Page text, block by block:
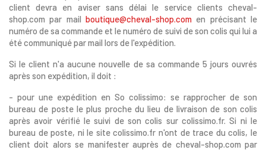
client devra en aviser sans délai le service clients cheval-
shop.com par mail boutique@cheval-shop.com en précisant le
numéro de sa commande et le numéro de suivi de son colis qui lui a
été communiqué par mail lors de l'expédition.
Si le client n'a aucune nouvelle de sa commande 5 jours ouvrés
après son expédition, il doit :
- pour une expédition en So colissimo: se rapprocher de son
bureau de poste le plus proche du lieu de livraison de son colis
après avoir vérifié le suivi de son colis sur colissimo.fr. Si ni le
bureau de poste, ni le site colissimo.fr n'ont de trace du colis, le
client doit alors se manifester auprès de cheval-shop.com par